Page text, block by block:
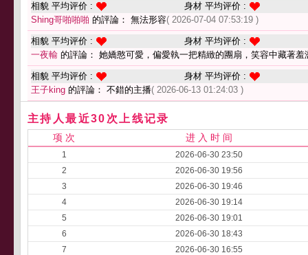
相貌 平均评价 :
身材 平均评价 :
Shing哥啪啪啪 的評論： 無法形容( 2026-07-04 07:53:19 )
相貌 平均评价 :
身材 平均评价 :
一夜輸 的評論： 她嬌憨可愛，偏愛執一把精緻的團扇，笑容中藏著羞
相貌 平均评价 :
身材 平均评价 :
王子king 的評論： 不錯的主播( 2026-06-13 01:24:03 )
主持人最近30次上线记录
项 次 进 入 时 间
1
2026-06-30 23:50
2
2026-06-30 19:56
3
2026-06-30 19:46
4
2026-06-30 19:14
5
2026-06-30 19:01
6
2026-06-30 18:43
7
2026-06-30 16:55